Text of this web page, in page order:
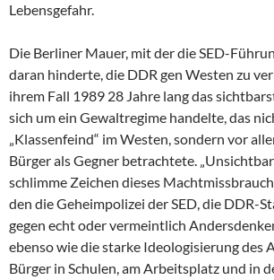
Lebensgefahr.
Die Berliner Mauer, mit der die SED-
daran hinderte, die DDR gen Westen zu
ihrem Fall 1989 28 Jahre lang das
sich um ein Gewaltregime handelte, das
„Klassenfeind“ im Westen, sondern vor
Bürger als Gegner betrachtete.
schlimme Zeichen dieses
den die Geheimpolizei der SED, die DDR-
gegen echt oder vermeintlich
ebenso wie die starke Ideologisierung des
Bürger in Schulen, am Arbeitsplatz und in